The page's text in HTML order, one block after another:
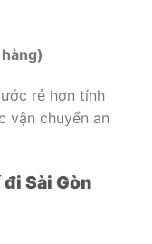
rẻ hơn tính
vận chuyển an
Sài Gòn